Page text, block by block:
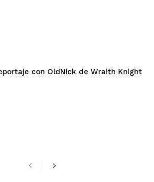
con OldNick de Wraith Knight